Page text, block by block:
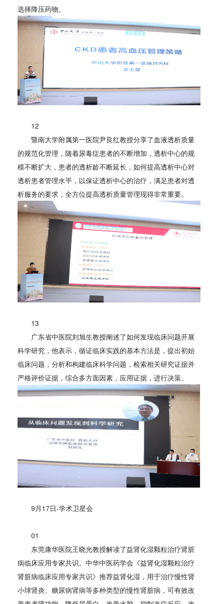
选择降压药物。
12
暨南大学附属第一医院尹良红教授分享了血液透析质量
的规范化管理，随着尿毒症患者的不断增加，透析中心的规
模不断扩大，患者的透析龄不断延长，如何提高透析中心对
透析患者管理水平，以保证透析中心的治疗，满足患者对透
析服务的要求，全方位提高透析质量管理现得非常重要。
13
广东省中医院刘旭生教授阐述了如何发现临床问题开展
科学研究，他表示，循证临床实践的基本方法是，提出初始
临床问题，分析和构建临床科学问题，检索相关研究证据并
严格评价证据，综合多方面因素，应用证据，进行决策。
9月17日-学术卫星会
01
东莞康华医院王晓光教授解读了益肾化湿颗粒治疗肾脏
病临床应用专家共识。中华中医药学会《益肾化湿颗粒治疗
肾脏病临床应用专家共识》推荐益肾化湿，用于治疗慢性肾
小球肾炎、糖尿病肾病等多种类型的慢性肾脏病，可有效改